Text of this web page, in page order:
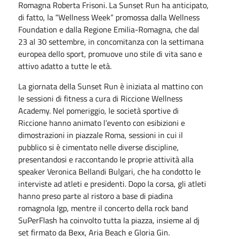
Romagna Roberta Frisoni. La Sunset Run ha anticipato,
di fatto, la “Wellness Week” promossa dalla Wellness
Foundation e dalla Regione Emilia-Romagna, che dal
23 al 30 settembre, in concomitanza con la settimana
europea dello sport, promuove uno stile di vita sano e
attivo adatto a tutte le età.
La giornata della Sunset Run è iniziata al mattino con
le sessioni di fitness a cura di Riccione Wellness
Academy. Nel pomeriggio, le società sportive di
Riccione hanno animato l’evento con esibizioni e
dimostrazioni in piazzale Roma, sessioni in cui il
pubblico si è cimentato nelle diverse discipline,
presentandosi e raccontando le proprie attività alla
speaker Veronica Bellandi Bulgari, che ha condotto le
interviste ad atleti e presidenti. Dopo la corsa, gli atleti
hanno preso parte al ristoro a base di piadina
romagnola Igp, mentre il concerto della rock band
SuPerFlash ha coinvolto tutta la piazza, insieme al dj
set firmato da Bexx, Aria Beach e Gloria Gin.